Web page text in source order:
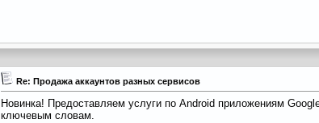
Re: Продажа аккаунтов разных сервисов
Новинка! Предоставляем услуги по Android приложениям
ключевым словам.